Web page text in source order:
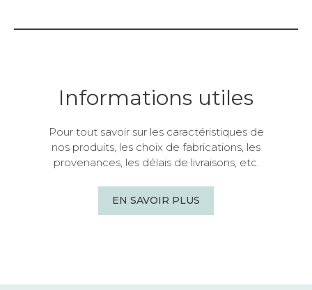
Informations utiles
Pour tout savoir sur les caractéristiques de
nos produits, les choix de fabrications, les
provenances, les délais de livraisons, etc.
EN SAVOIR PLUS